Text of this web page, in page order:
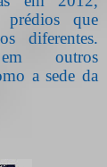
prédios que
diferentes.
outros
a sede da